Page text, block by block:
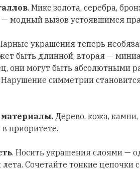
. Микс золота, серебра,
модный вызов устоявшимся
украшения теперь
быть длинной, вторая —
они могут быть абсолютными
симметрии
Дерево, кожа,
в приоритете.
. Носить украшения слоями —
Сочетайте тонкие цепочки